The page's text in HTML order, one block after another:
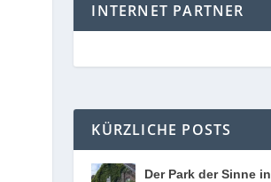
INTERNET PARTNER
KÜRZLICHE POSTS
Der Park der Sinne in